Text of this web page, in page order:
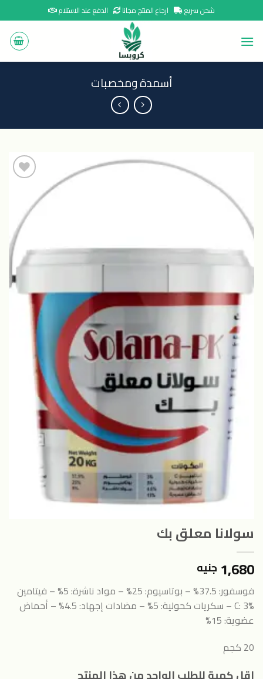
to
content
شحن سريع ارجاع المنتج مجانا الدفع عند الاستلام
أسمدة ومخصبات
اضافة
الى
المنتجات
المفضلة
سولانا معلق بك
1,680 جنيه
فوسفور: 37.5% – بوتاسيوم: 25% – مواد ناشرة: 5% – فيتامين
C: 3% – سكريات كحولية: 5% – مضادات إجهاد: 4.5%
– أحماض
عضوية: 15%
20 كجم